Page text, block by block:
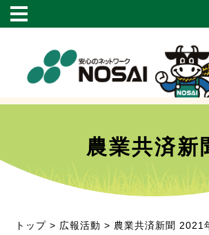
農業共済新
トップ > 広報活動 > 農業共済新聞